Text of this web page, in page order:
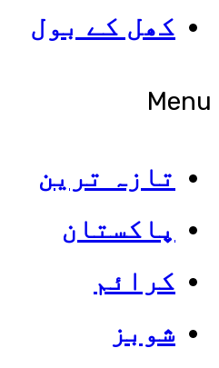
کھل کے بول
Menu
تازہ ترین
پاکستان
کرائم
شوبز